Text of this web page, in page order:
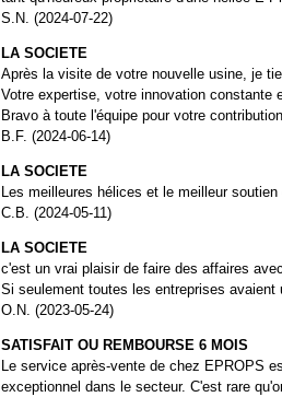
S.N. (2024-07-22)
LA SOCIETE
Après la visite de votre nouvelle usine, je
Votre expertise, votre innovation constante
Bravo à toute l'équipe pour votre
B.F. (2024-06-14)
LA SOCIETE
Les meilleures hélices et le meilleur
C.B. (2024-05-11)
LA SOCIETE
c'est un vrai plaisir de faire des affaires
Si seulement toutes les entreprises
O.N. (2023-05-24)
SATISFAIT OU REMBOURSE 6 MOIS
Le service après-vente de chez EPROPS
exceptionnel dans le secteur. C'est rare